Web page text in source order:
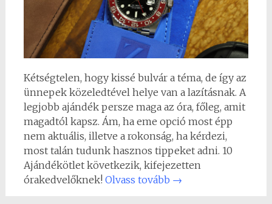
Kétségtelen, hogy kissé bulvár a téma, de így az
ünnepek közeledtével helye van a lazításnak. A
legjobb ajándék persze maga az óra, főleg, amit
magadtól kapsz. Ám, ha eme opció most épp
nem aktuális, illetve a rokonság, ha kérdezi,
most talán tudunk hasznos tippeket adni. 10
Ajándékötlet következik, kifejezetten
órakedvelőknek! Olvass tovább →